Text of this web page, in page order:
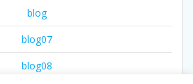
blog
blog07
blog08